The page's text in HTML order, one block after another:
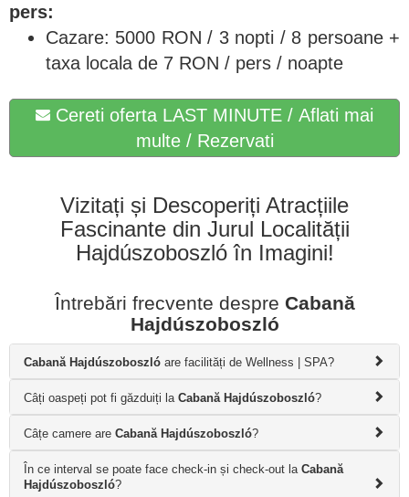
pers:
Cazare: 5000 RON / 3 nopti / 8 persoane +
taxa locala de 7 RON / pers / noapte
Cereti oferta LAST MINUTE / Aflati mai
multe / Rezervati
Vizitați și Descoperiți Atracțiile
Fascinante din Jurul Localității
Hajdúszoboszló în Imagini!
Întrebări frecvente despre Cabană
Hajdúszoboszló
Cabană Hajdúszoboszló are facilități de Wellness | SPA?
Câți oaspeți pot fi găzduiți la Cabană Hajdúszoboszló?
Câțe camere are Cabană Hajdúszoboszló?
În ce interval se poate face check-in și check-out la Cabană
Hajdúszoboszló?